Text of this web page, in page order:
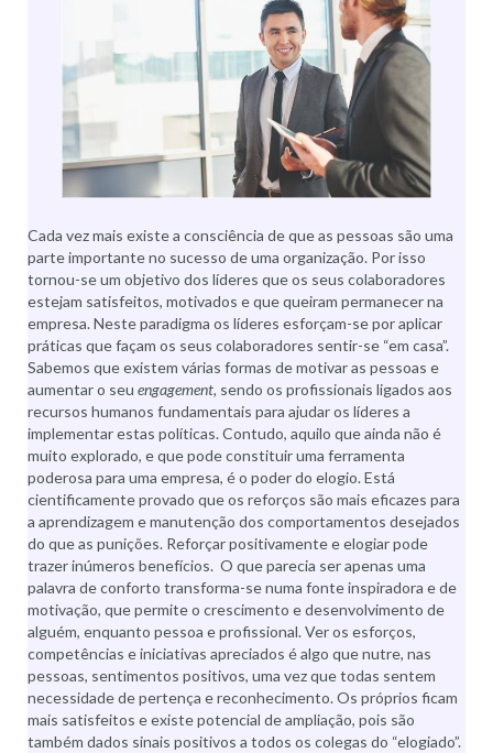
Cada vez mais existe a consciência de que as pessoas são uma
parte importante no sucesso de uma organização. Por isso
tornou-se um objetivo dos líderes que os seus colaboradores
estejam satisfeitos, motivados e que queiram permanecer na
empresa. Neste paradigma os líderes esforçam-se por aplicar
práticas que façam os seus colaboradores sentir-se “em casa”.
Sabemos que existem várias formas de motivar as pessoas e
aumentar o seu engagement, sendo os profissionais ligados aos
recursos humanos fundamentais para ajudar os líderes a
implementar estas políticas. Contudo, aquilo que ainda não é
muito explorado, e que pode constituir uma ferramenta
poderosa para uma empresa, é o poder do elogio. Está
cientificamente provado que os reforços são mais eficazes para
a aprendizagem e manutenção dos comportamentos desejados
do que as punições. Reforçar positivamente e elogiar pode
trazer inúmeros benefícios. O que parecia ser apenas uma
palavra de conforto transforma-se numa fonte inspiradora e de
motivação, que permite o crescimento e desenvolvimento de
alguém, enquanto pessoa e profissional. Ver os esforços,
competências e iniciativas apreciados é algo que nutre, nas
pessoas, sentimentos positivos, uma vez que todas sentem
necessidade de pertença e reconhecimento. Os próprios ficam
mais satisfeitos e existe potencial de ampliação, pois são
também dados sinais positivos a todos os colegas do “elogiado”.